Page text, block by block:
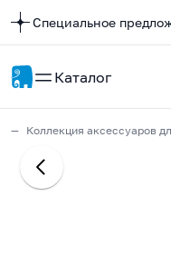
Специальное
Каталог
Коллекция аксессуаров